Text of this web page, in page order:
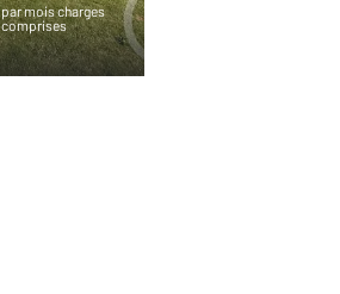
par mois charges
comprises